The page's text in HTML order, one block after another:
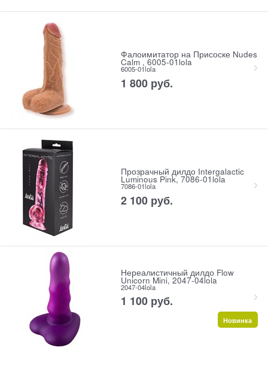
Фалоимитатор на Присоске Nudes
Calm , 6005-01lola
6005-01lola
1 800 руб.
Прозрачный дилдо Intergalactic
Luminous Pink, 7086-01lola
7086-01lola
2 100 руб.
Нереалистичный дилдо Flow
Unicorn Mini, 2047-04lola
2047-04lola
1 100 руб.
Новинка